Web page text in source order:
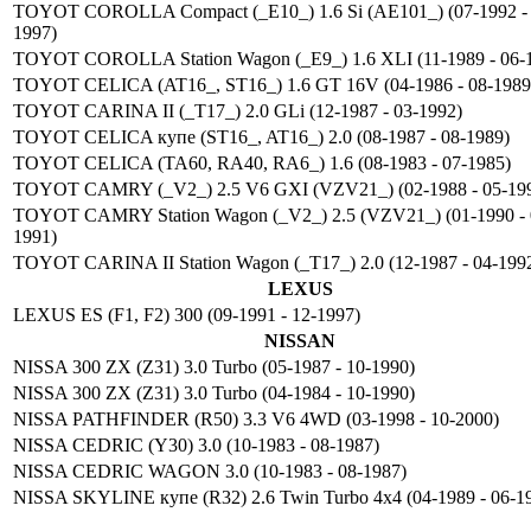
TOYOT COROLLA Compact (_E10_) 1.6 Si (AE101_) (07-1992 -
1997)
TOYOT COROLLA Station Wagon (_E9_) 1.6 XLI (11-1989 - 06-
TOYOT CELICA (AT16_, ST16_) 1.6 GT 16V (04-1986 - 08-
TOYOT CARINA II (_T17_) 2.0 GLi (12-1987 - 03-1992)
TOYOT CELICA купе (ST16_, AT16_) 2.0 (08-1987 - 08-1989)
TOYOT CELICA (TA60, RA40, RA6_) 1.6 (08-1983 - 07-1985)
TOYOT CAMRY (_V2_) 2.5 V6 GXI (VZV21_) (02-1988 - 05-
TOYOT CAMRY Station Wagon (_V2_) 2.5 (VZV21_) (01-1990 -
1991)
TOYOT CARINA II Station Wagon (_T17_) 2.0 (12-1987 - 04-
LEXUS
LEXUS ES (F1, F2) 300 (09-1991 - 12-1997)
NISSAN
NISSA 300 ZX (Z31) 3.0 Turbo (05-1987 - 10-1990)
NISSA 300 ZX (Z31) 3.0 Turbo (04-1984 - 10-1990)
NISSA PATHFINDER (R50) 3.3 V6 4WD (03-1998 - 10-2000)
NISSA CEDRIC (Y30) 3.0 (10-1983 - 08-1987)
NISSA CEDRIC WAGON 3.0 (10-1983 - 08-1987)
NISSA SKYLINE купе (R32) 2.6 Twin Turbo 4x4 (04-1989 - 06-